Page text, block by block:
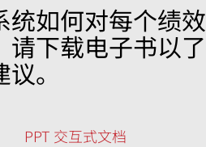
统如何对每个绩效
下载电子书以了
。
PPT 交互式文档